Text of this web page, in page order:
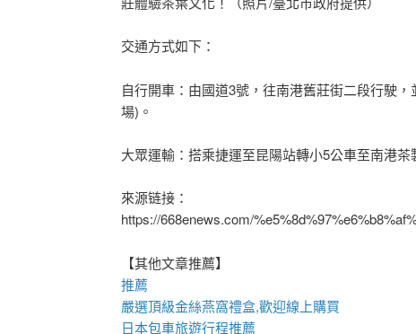
交通方式如下：
自行開車：由國道3號，往南港舊莊街二段行駛
場)。
大眾運輸：搭乘捷運至昆陽站轉小5公車至南港茶
來源链接：
https://668enews.com/
【其他文章推薦】
推薦
嚴選頂級金絲燕窩禮盒,歡迎線上購買
日本包車旅遊行程推薦